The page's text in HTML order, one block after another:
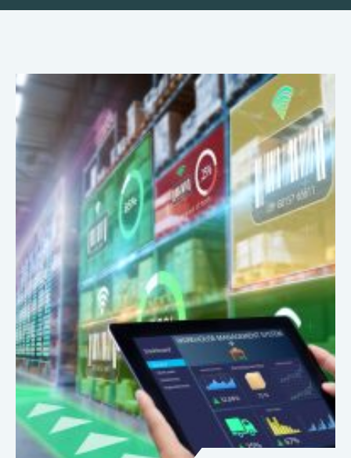
工廠服務預約